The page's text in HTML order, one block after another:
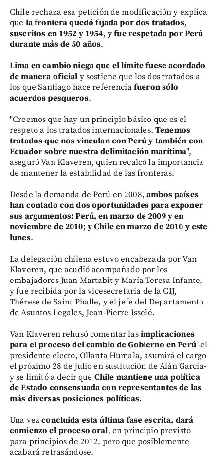
Chile rechaza esa petición de modificación y explica
que la frontera quedó fijada por dos tratados,
suscritos en 1952 y 1954, y fue respetada por Perú
durante más de 50 años.
Lima en cambio niega que el límite fuese acordado
de manera oficial y sostiene que los dos tratados a
los que Santiago hace referenciafueron sólo
acuerdos pesqueros.
"Creemos que hay un principio básico que es el
respeto a los tratados internacionales. Tenemos
tratados que nos vinculan con Perú y también con
Ecuador sobre nuestra delimitación marítima",
aseguró Van Klaveren, quien recalcó la importancia
de mantener la estabilidad de las fronteras.
Desde la demanda de Perú en 2008,ambos países
han contado con dos oportunidades para exponer
sus argumentos: Perú, en marzo de 2009 y en
noviembre de 2010; y Chile en marzo de 2010 y este
lunes.
La delegación chilena estuvo encabezada por Van
Klaveren, que acudió acompañado por los
embajadores Juan Martabit y María Teresa Infante,
y fue recibida por la vicesecretaria de la CIJ,
Thérese de Saint Phalle, y el jefe del Departamento
de Asuntos Legales, Jean-Pierre Isselé.
Van Klaveren rehusó comentar lasimplicaciones
para el proceso del cambio de Gobierno en Perú-el
presidente electo, Ollanta Humala, asumirá el cargo
el próximo 28 de julio en sustitución de Alán García-
y se limitó a decir que Chile mantiene una política
de Estado consensuada con representantes de las
más diversas posiciones políticas.
Una vezconcluida esta última fase escrita, dará
comienzo el proceso oral, en principio previsto
para principios de 2012, pero que posiblemente
acabará retrasándose.